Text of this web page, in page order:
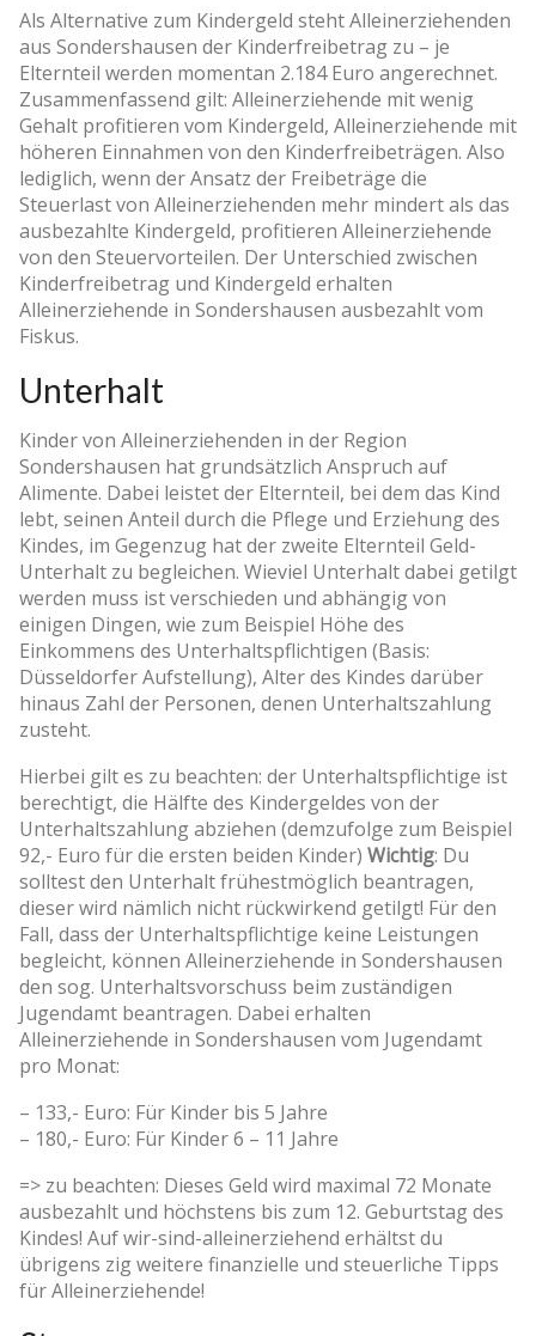
Als Alternative zum Kindergeld steht Alleinerziehenden
aus Sondershausen der Kinderfreibetrag zu – je
Elternteil werden momentan 2.184 Euro angerechnet.
Zusammenfassend gilt: Alleinerziehende mit wenig
Gehalt profitieren vom Kindergeld, Alleinerziehende mit
höheren Einnahmen von den Kinderfreibeträgen. Also
lediglich, wenn der Ansatz der Freibeträge die
Steuerlast von Alleinerziehenden mehr mindert als das
ausbezahlte Kindergeld, profitieren Alleinerziehende
von den Steuervorteilen. Der Unterschied zwischen
Kinderfreibetrag und Kindergeld erhalten
Alleinerziehende in Sondershausen ausbezahlt vom
Fiskus.
Unterhalt
Kinder von Alleinerziehenden in der Region
Sondershausen hat grundsätzlich Anspruch auf
Alimente. Dabei leistet der Elternteil, bei dem das Kind
lebt, seinen Anteil durch die Pflege und Erziehung des
Kindes, im Gegenzug hat der zweite Elternteil Geld-
Unterhalt zu begleichen. Wieviel Unterhalt dabei getilgt
werden muss ist verschieden und abhängig von
einigen Dingen, wie zum Beispiel Höhe des
Einkommens des Unterhaltspflichtigen (Basis:
Düsseldorfer Aufstellung), Alter des Kindes darüber
hinaus Zahl der Personen, denen Unterhaltszahlung
zusteht.
Hierbei gilt es zu beachten: der Unterhaltspflichtige ist
berechtigt, die Hälfte des Kindergeldes von der
Unterhaltszahlung abziehen (demzufolge zum Beispiel
92,- Euro für die ersten beiden Kinder) Wichtig: Du
solltest den Unterhalt frühestmöglich beantragen,
dieser wird nämlich nicht rückwirkend getilgt! Für den
Fall, dass der Unterhaltspflichtige keine Leistungen
begleicht, können Alleinerziehende in Sondershausen
den sog. Unterhaltsvorschuss beim zuständigen
Jugendamt beantragen. Dabei erhalten
Alleinerziehende in Sondershausen vom Jugendamt
pro Monat:
– 133,- Euro: Für Kinder bis 5 Jahre
– 180,- Euro: Für Kinder 6 – 11 Jahre
=> zu beachten: Dieses Geld wird maximal 72 Monate
ausbezahlt und höchstens bis zum 12. Geburtstag des
Kindes! Auf wir-sind-alleinerziehend erhältst du
übrigens zig weitere finanzielle und steuerliche Tipps
für Alleinerziehende!